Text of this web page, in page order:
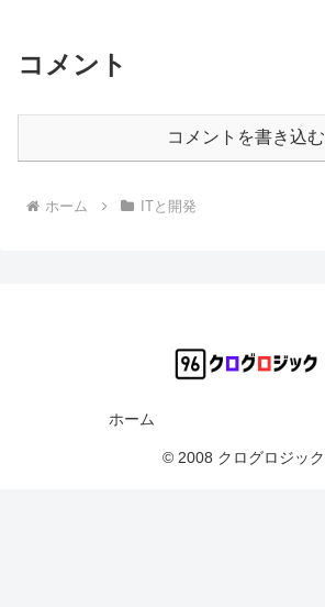
コメント
コメントを書き込む
ホーム ITと開発
ホーム
© 2008 クログロジック.